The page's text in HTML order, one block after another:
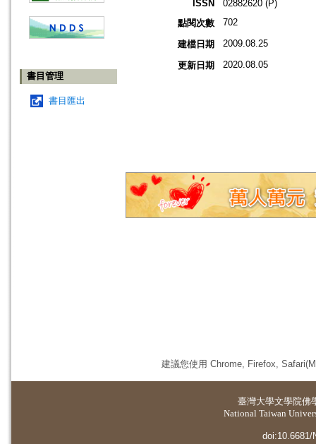
書目管理
書目匯出
ISSN
02882620 (P)
點閱次數
702
建檔日期 2009.08.25
更新日期 2020.08.05
建議您使用 Chrome, Firefox,
臺灣大學文學院佛
National Taiwan
doi:10.6681/